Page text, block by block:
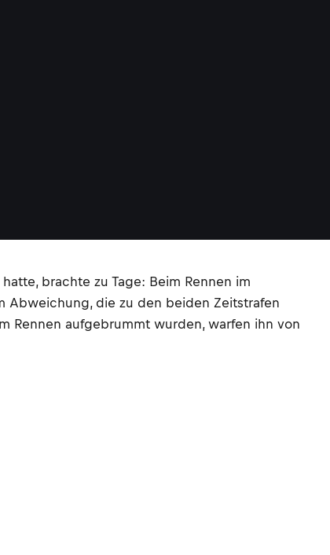
brachte zu Tage: Beim Rennen im
Abweichung, die zu den beiden Zeitstrafen
Rennen aufgebrummt wurden, warfen ihn von